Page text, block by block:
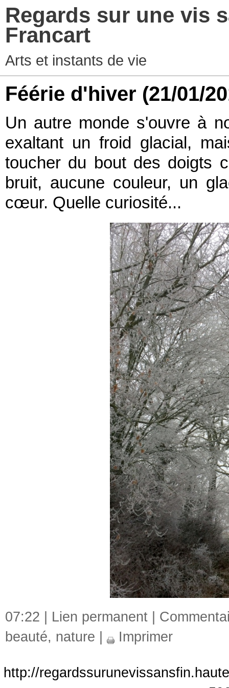
Regards sur une vis
Francart
Arts et instants de vie
Féérie d'hiver (21/01/
Un autre monde s'ouvre à
exaltant un froid glacial,
toucher du bout des doigts
bruit, aucune couleur, un
cœur. Quelle curiosité...
07:22 | Lien permanent
beauté, nature Imprimer
http://